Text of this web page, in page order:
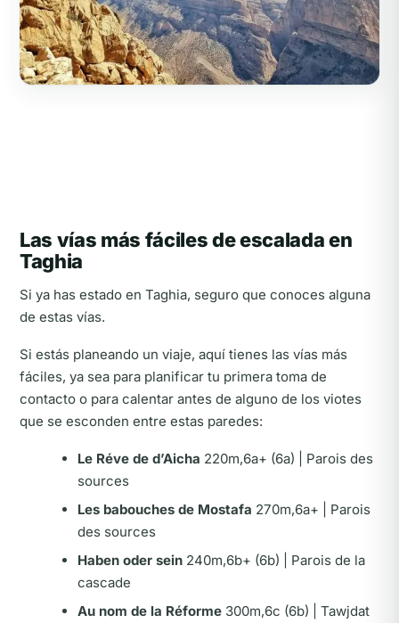
Las vías más fáciles de escalada en
Taghia
Si ya has estado en Taghia, seguro que conoces alguna
de estas vías.
Si estás planeando un viaje, aquí tienes las vías más
fáciles, ya sea para planificar tu primera toma de
contacto o para calentar antes de alguno de los viotes
que se esconden entre estas paredes:
Le Réve de d’Aicha 220m,6a+ (6a) | Parois des
sources
Les babouches de Mostafa 270m,6a+ | Parois
des sources
Haben oder sein240m,6b+ (6b) | Parois de la
cascade
Au nom de la Réforme300m,6c (6b) | Tawjdat